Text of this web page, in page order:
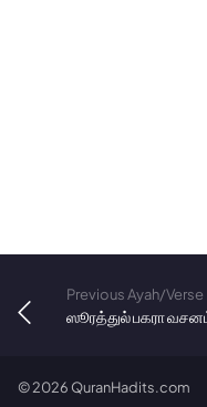
Previous Ayah/Verse
ஸூரத்துல் பகரா
©2026 QuranHadits.com